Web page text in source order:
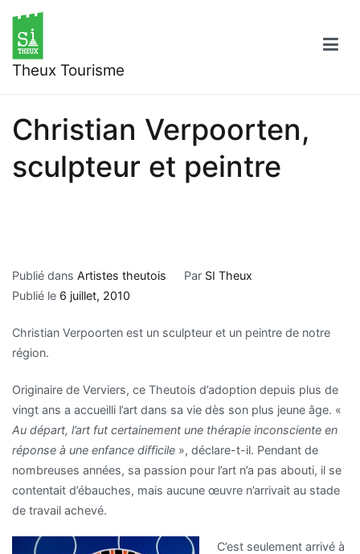
contenu
Theux Tourisme
Christian Verpoorten,
sculpteur et peintre
Publié dans Artistes theutois Par SI Theux
Publié le 6 juillet, 2010
Christian Verpoorten est un sculpteur et un peintre de notre
région.
Originaire de Verviers, ce Theutois d’adoption depuis plus de
vingt ans a accueilli l’art dans sa vie dès son plus jeune âge. «
Au départ, l’art fut certainement une thérapie inconsciente en
réponse à une enfance difficile », déclare-t-il. Pendant de
nombreuses années, sa passion pour l’art n’a pas abouti, il se
contentait d’ébauches, mais aucune œuvre n’arrivait au stade
de travail achevé.
C’est seulement arrivé à